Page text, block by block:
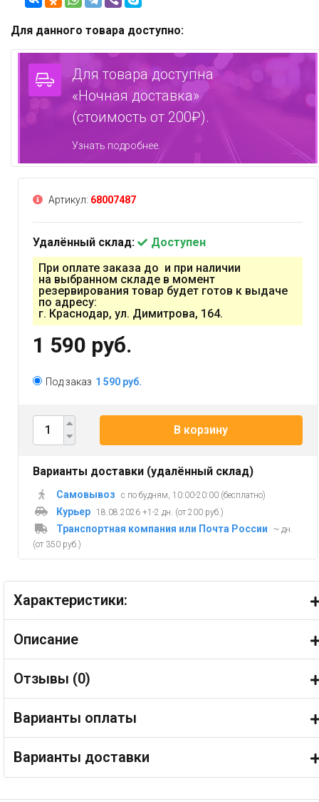
Для данного товара доступно:
Для товара доступна
«Ночная доставка»
(стоимость от 200₽).
Узнать подробнее.
Артикул: 68007487
Удалённый склад:
Доступен
При оплате заказа до и при наличии
на выбранном складе в момент
резервирования товар будет готов к выдаче
по адресу:
г. Краснодар, ул. Димитрова, 164.
1 590 руб.
Под заказ 1 590 руб.
В корзину
Варианты доставки (удалённый склад)
Самовывоз с по будням, 10:00-20:00 (бесплатно)
Курьер 18.08.2026 +1-2 дн. (от 200 руб.)
Транспортная компания или Почта России
~ дн.
(от 350 руб.)
Характеристики:
Описание
Отзывы (0)
Варианты оплаты
Варианты доставки